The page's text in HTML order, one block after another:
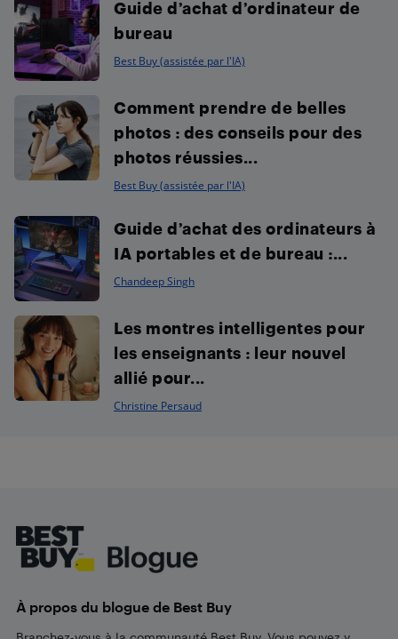
Guide d’achat d’ordinateur de
bureau
Best Buy (assistée par l'IA)
Comment prendre de belles
photos : des conseils pour des
photos réussies...
Best Buy (assistée par l'IA)
Guide d’achat des ordinateurs à
IA portables et de bureau :...
Chandeep Singh
Les montres intelligentes pour
les enseignants : leur nouvel
allié pour...
Christine Persaud
À propos du blogue de Best Buy